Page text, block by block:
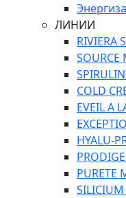
ЛИНИИ
RIVIERA
SOURCE
COLD
EVEIL A
HYALU-
PURETE
SILICIUM